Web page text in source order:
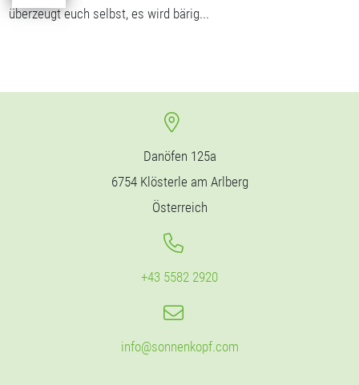
überzeugt euch selbst, es wird bärig...
Danöfen 125a
6754 Klösterle am Arlberg
Österreich
+43 5582 2920
info@sonnenkopf.com